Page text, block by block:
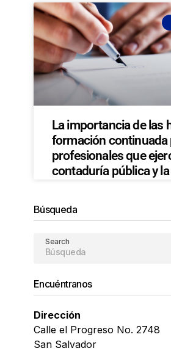
La importancia de las
formación continuada
profesionales que
contaduría pública y
Búsqueda
Search
Encuéntranos
Dirección
Calle el Progreso No. 2748
San Salvador